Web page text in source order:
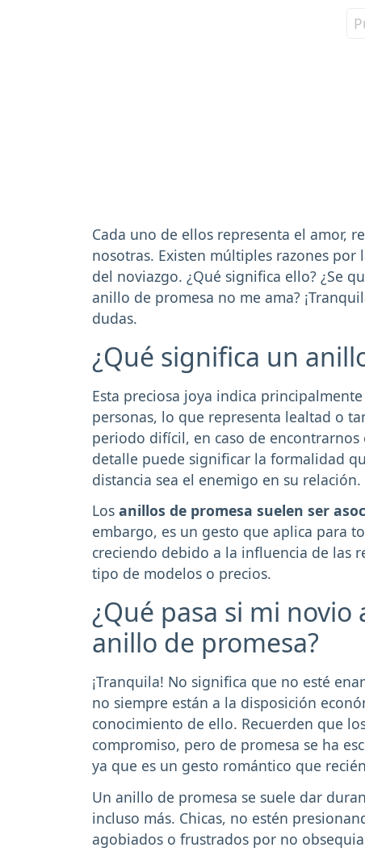
Cada uno de ellos representa el amor,
nosotras. Existen múltiples razones
del noviazgo. ¿Qué significa ello? ¿Se
anillo de promesa no me ama?
dudas.
¿Qué significa un
Esta preciosa joya indica
personas, lo que representa lealtad o
periodo difícil, en caso de
detalle puede significar la formalidad
distancia sea el enemigo en su relación.
Los anillos de promesa suelen ser
embargo, es un gesto que aplica para
creciendo debido a la influencia de las
tipo de modelos o precios.
¿Qué pasa si mi
anillo de promesa?
¡Tranquila! No significa que no esté
no siempre están a la disposición
conocimiento de ello. Recuerden que
compromiso, pero de promesa se ha
ya que es un gesto romántico que
Un anillo de promesa se suele dar
incluso más. Chicas, no estén
agobiados o frustrados por no